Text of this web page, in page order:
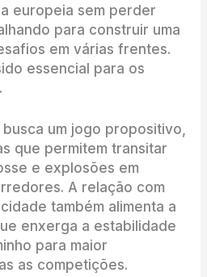
europeia sem perder
para construir uma
em várias frentes.
essencial para os
busca um jogo propositivo,
que permitem transitar
e explosões em
A relação com
também alimenta a
enxerga a estabilidade
para maior
as competições.